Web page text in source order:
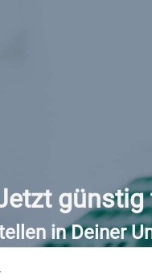
günstig
in Deiner